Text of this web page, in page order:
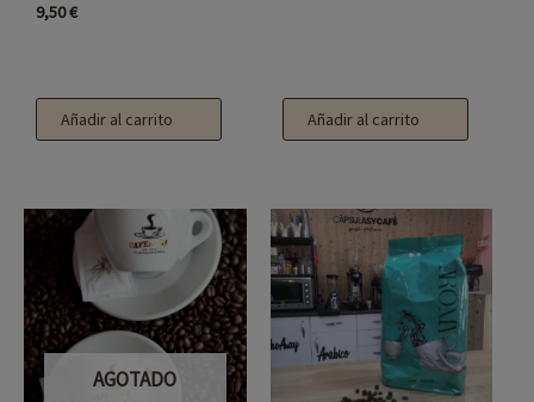
9,50€
Añadir al carrito Añadir al carrito
AGOTADO